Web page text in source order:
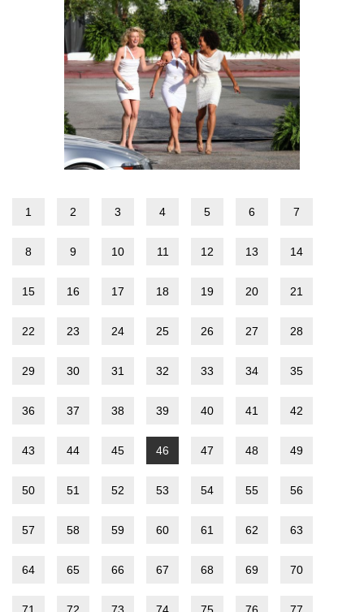
1 2 3 4 5 6 7
8 9 10 11 12 13 14
15 16 17 18 19 20 21
22 23 24 25 26 27 28
29 30 31 32 33 34 35
36 37 38 39 40 41 42
43 44 45 46 47 48 49
50 51 52 53 54 55 56
57 58 59 60 61 62 63
64 65 66 67 68 69 70
71 72 73 74 75 76 77